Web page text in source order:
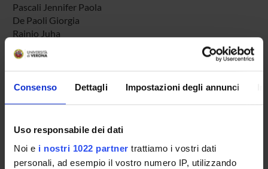
Consenso Dettagli Impostazioni degli annunci
Uso responsabile dei dati
Noi e i nostri 1022 partner trattiamo i vostri dati
personali, ad esempio il vostro numero IP, utilizzando
Pascali Jennifer Paola
De Paoli Giorgia
Rainio Juha
ENTI FINANZIATORI:
PARTECIPANTI AL PROGETTO